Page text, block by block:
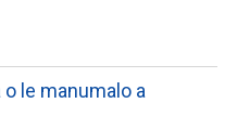
o le manumalo a